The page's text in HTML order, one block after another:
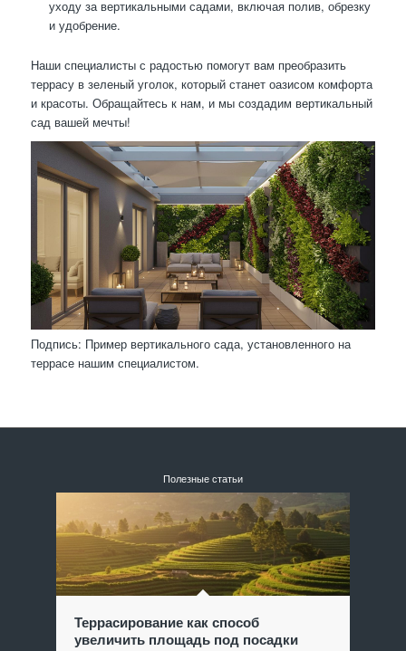
уходу за вертикальными садами, включая полив, обрезку
и удобрение.
Наши специалисты с радостью помогут вам преобразить
террасу в зеленый уголок, который станет оазисом комфорта
и красоты. Обращайтесь к нам, и мы создадим вертикальный
сад вашей мечты!
Подпись: Пример вертикального сада, установленного на
террасе нашим специалистом.
Полезные статьи
Террасирование как способ
увеличить площадь под посадки